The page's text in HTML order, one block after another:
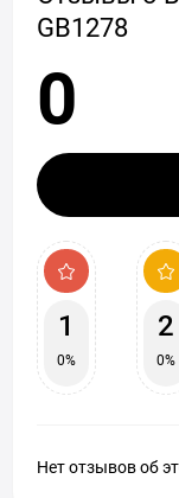
GB1278
0
1
0%
2
0%
Нет отзывов об